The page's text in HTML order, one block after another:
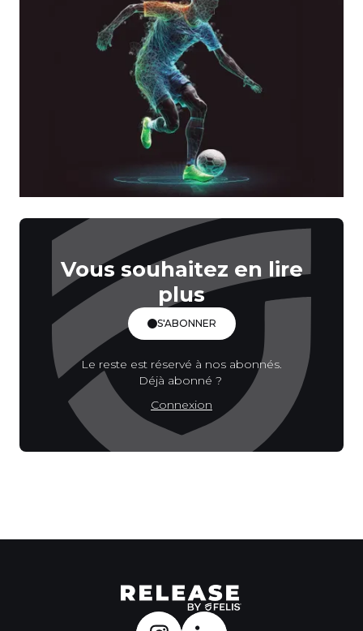
Vous souhaitez en lire
plus
S'ABONNER
Le reste est réservé à nos abonnés.
Déjà abonné ?
Connexion